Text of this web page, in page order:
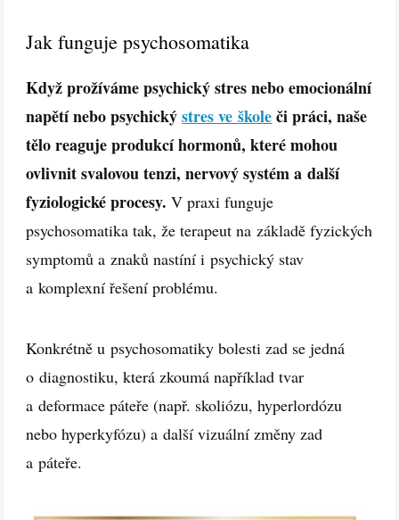
Jak funguje psychosomatika
Když prožíváme psychický stres nebo emocionální
napětí nebo psychickýstres ve školeči práci, naše
tělo reaguje produkcí hormonů, které mohou
ovlivnit svalovou tenzi, nervový systém a další
fyziologické procesy.V praxi funguje
psychosomatika tak, že terapeut na základě fyzických
symptomů a znaků nastíní i psychický stav
a komplexní řešení problému.
Konkrétně u psychosomatiky bolesti zad se jedná
o diagnostiku, která zkoumá například tvar
a deformace páteře (např. skoliózu, hyperlordózu
nebo hyperkyfózu) a další vizuální změny zad
a páteře.